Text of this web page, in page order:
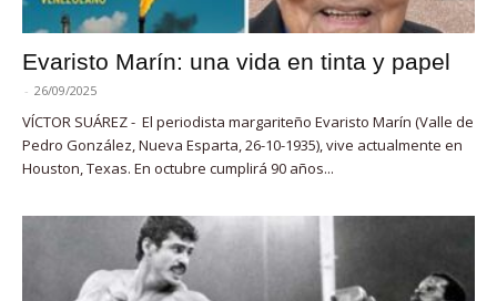
Evaristo Marín: una vida en tinta y papel
- 26/09/2025
VÍCTOR SUÁREZ - El periodista margariteño Evaristo Marín (Valle de
Pedro González, Nueva Esparta, 26-10-1935), vive actualmente en
Houston, Texas. En octubre cumplirá 90 años...